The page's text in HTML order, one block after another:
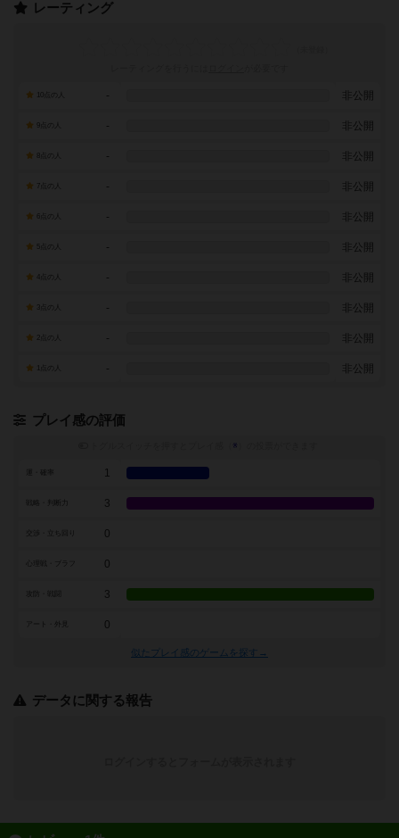
レーティング
- 非公開
- 非公開
- 非公開
7点の人 - 非公開
- 非公開
- 非公開
- 非公開
- 非公開
- 非公開
- 非公開
プレイ感の評価
※
1
戦略・判断力 3
0
0
3
アート・外見 0
似たプレイ感のゲームを探す→
データに関する報告